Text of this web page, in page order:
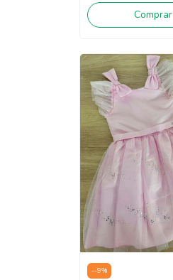
Comprar
--9%